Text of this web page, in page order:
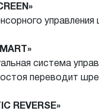
система
переводит
REVERSE»